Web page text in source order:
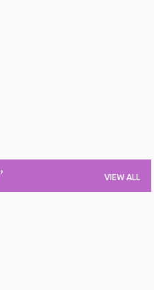
VIEW ALL